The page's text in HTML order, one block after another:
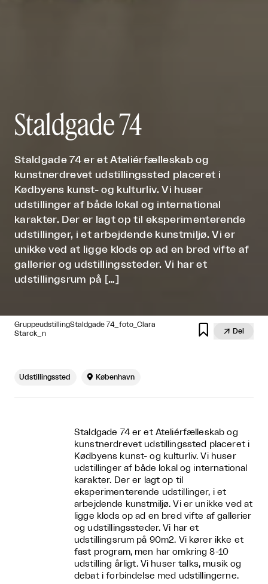
Staldgade 74
Staldgade 74 er et Ateliérfælleskab og
kunstnerdrevet udstillingssted placeret i
Kødbyens kunst- og kulturliv. Vi huser
udstillinger af både lokal og international
karakter. Der er lagt op til eksperimenterende
udstillinger, i et arbejdende kunstmiljø. Vi er
unikke ved at ligge klods op ad en bred vifte af
gallerier og udstillingssteder. Vi har et
udstillingsrum på […]
GruppeudstillingStaldgade 74_foto_Clara
Starck_n
  Del
Udstillingssted  København
Staldgade 74 er et Ateliérfælleskab og
kunstnerdrevet udstillingssted placeret i
Kødbyens kunst- og kulturliv. Vi huser
udstillinger af både lokal og international
karakter. Der er lagt op til
eksperimenterende udstillinger, i et
arbejdende kunstmiljø. Vi er unikke ved at
ligge klods op ad en bred vifte af gallerier
og udstillingssteder. Vi har et
udstillingsrum på 90m2. Vi kører ikke et
fast program, men har omkring 8-10
udstilling årligt. Vi huser talks, musik og
debat i forbindelse med udstillingerne.